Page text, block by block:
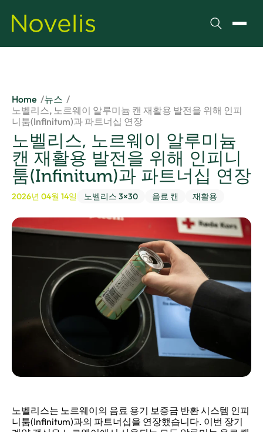
검색 메뉴
Home
뉴스
노벨리스, 노르웨이 알루미늄 캔 재활용 발전을 위해 인피
니툼(Infinitum)과 파트너십 연장
노벨리스, 노르웨이 알루미늄
캔 재활용 발전을 위해 인피니
툼(Infinitum)과 파트너십 연장
2026년 04월 14일 노벨리스 3×30 음료 캔 재활용
노벨리스는 노르웨이의 음료 용기 보증금 반환 시스템 인피
니툼(Infinitum)과의 파트너십을 연장했습니다. 이번 장기